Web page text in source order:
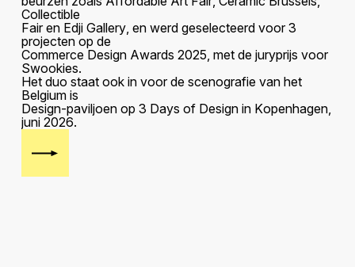
Collectible
Fair en Edji Gallery, en werd geselecteerd voor 3
projecten op de
Commerce Design Awards 2025, met de juryprijs voor
Swookies.
Het duo staat ook in voor de scenografie van het
Belgium is
Design-paviljoen op 3 Days of Design in Kopenhagen,
juni 2026.